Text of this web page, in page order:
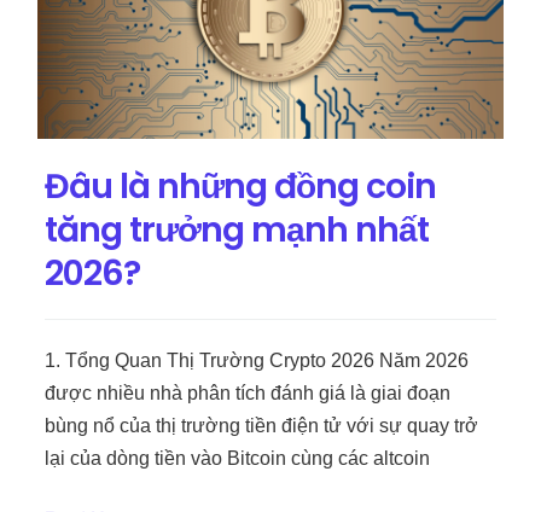
Đâu là những đồng coin
tăng trưởng mạnh nhất
2026?
1. Tổng Quan Thị Trường Crypto 2026 Năm 2026
được nhiều nhà phân tích đánh giá là giai đoạn
bùng nổ của thị trường tiền điện tử với sự quay trở
lại của dòng tiền vào Bitcoin cùng các altcoin